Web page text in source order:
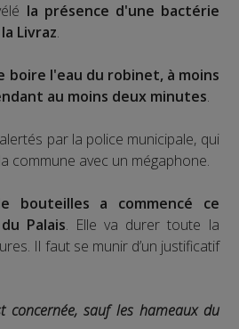
la présence d'une bactérie
Livraz.
boire l'eau du robinet, à moins
au moins deux minutes.
par la police municipale, qui
commune avec un mégaphone.
bouteilles a commencé ce
Palais. Elle va durer toute la
Il faut se munir d’un justificatif
concernée, sauf les hameaux du